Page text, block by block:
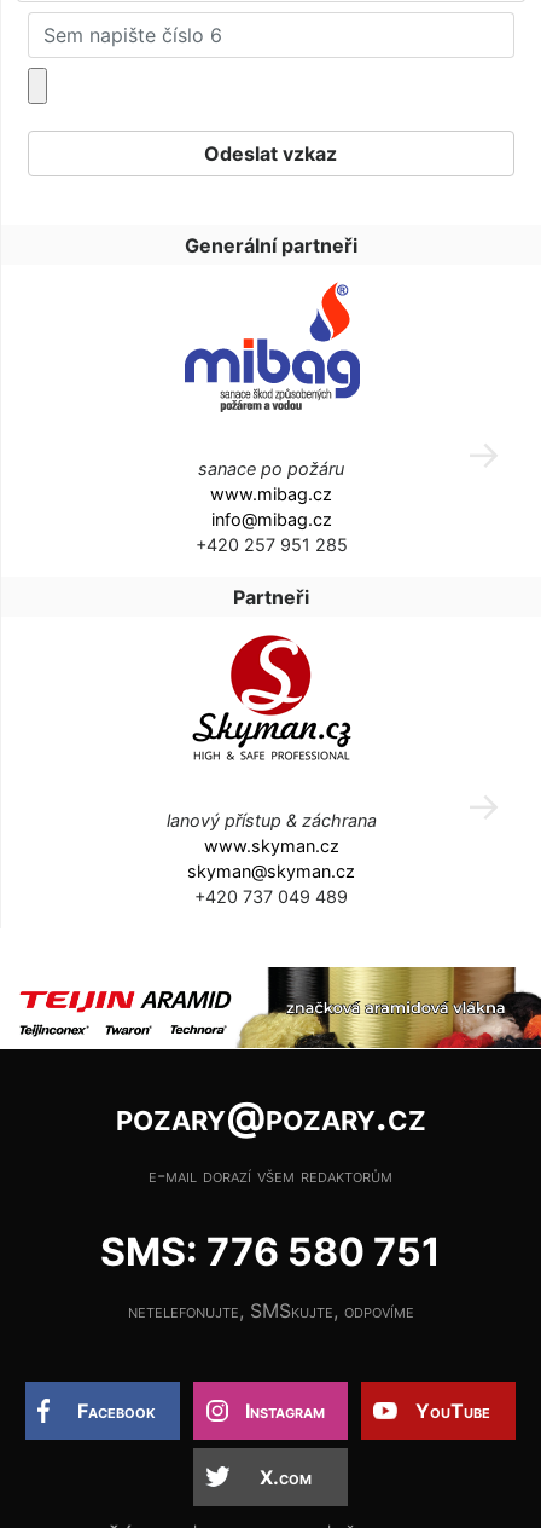
Generální partneři
sanace po požáru
www.mibag.cz
info@mibag.cz
+420 257 951 285
Partneři
lanový přístup & záchrana
www.skyman.cz
skyman@skyman.cz
+420 737 049 489
pozary@pozary.cz
e-mail dorazí všem redaktorům
SMS: 776 580 751
netelefonujte, SMSkujte, odpovíme
Facebook Instagram YouTube
X.com